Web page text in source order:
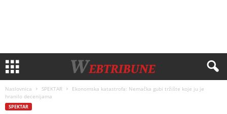
Naslovnica SPEKTAR
Ekonomska katastrofa: Nemačka gubi tržište koje ju je
hranilo decenijama
SPEKTAR